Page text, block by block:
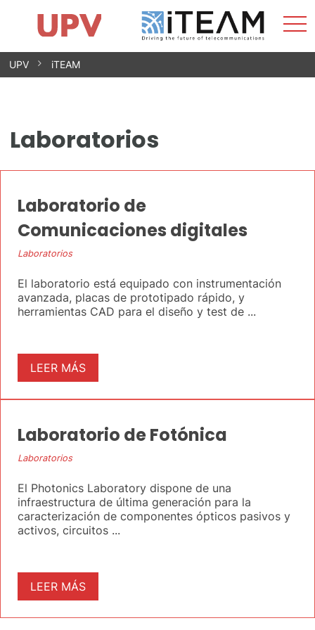
Saltar
Impacto
Grupos de investigación
Instalaciones
Spin-offs
Contacto
Prácticas
Noticias
Unidad de Igualdad
UPV iTEAM
Laboratorios
Laboratorio de
Comunicaciones digitales
Laboratorios
El laboratorio está equipado con instrumentación
avanzada, placas de prototipado rápido, y
herramientas CAD para el diseño y test de ...
LEER MÁS
Laboratorio de Fotónica
Laboratorios
El Photonics Laboratory dispone de una
infraestructura de última generación para la
caracterización de componentes ópticos pasivos y
activos, circuitos ...
LEER MÁS